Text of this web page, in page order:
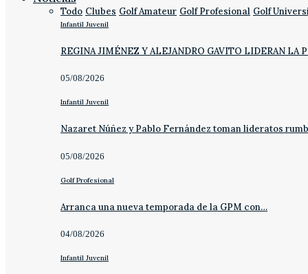
Todo Clubes Golf Amateur Golf Profesional Golf
Infantil Juvenil
REGINA JIMÉNEZ Y ALEJANDRO GAVITO LIDERAN LA
05/08/2026
Infantil Juvenil
Nazaret Núñez y Pablo Fernández toman lideratos
05/08/2026
Golf Profesional
Arranca una nueva temporada de la GPM con…
04/08/2026
Infantil Juvenil